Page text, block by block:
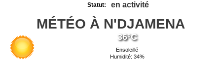
Statut: en activité
MÉTÉO À N'DJAMENA
36°C
Ensoleillé
Humidité: 34%